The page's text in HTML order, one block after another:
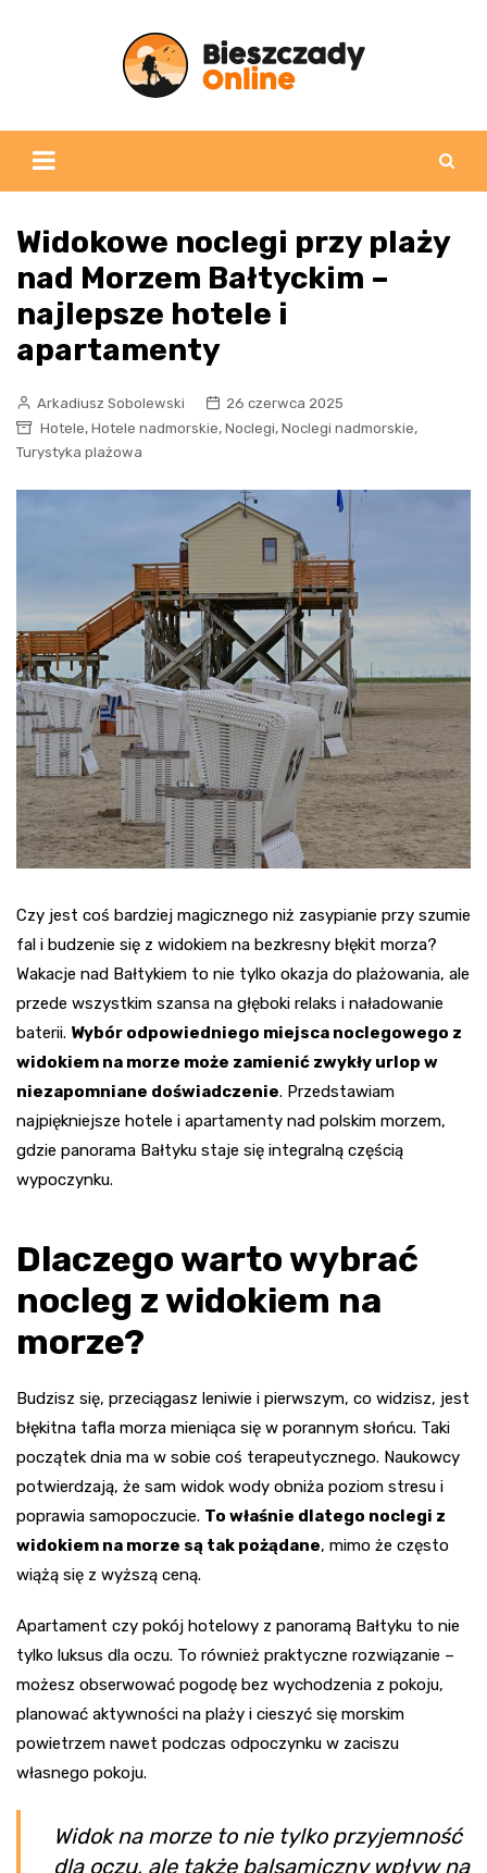
Widokowe noclegi przy plaży
nad Morzem Bałtyckim –
najlepsze hotele i
apartamenty
Arkadiusz Sobolewski
26 czerwca 2025
Hotele, Hotele nadmorskie, Noclegi, Noclegi nadmorskie,
Turystyka plażowa
Czy jest coś bardziej magicznego niż zasypianie przy szumie
fal i budzenie się z widokiem na bezkresny błękit morza?
Wakacje nad Bałtykiem to nie tylko okazja do plażowania, ale
przede wszystkim szansa na głęboki relaks i naładowanie
baterii. Wybór odpowiedniego miejsca noclegowego z
widokiem na morze może zamienić zwykły urlop w
niezapomniane doświadczenie. Przedstawiam
najpiękniejsze hotele i apartamenty nad polskim morzem,
gdzie panorama Bałtyku staje się integralną częścią
wypoczynku.
Dlaczego warto wybrać
nocleg z widokiem na
morze?
Budzisz się, przeciągasz leniwie i pierwszym, co widzisz, jest
błękitna tafla morza mieniąca się w porannym słońcu. Taki
początek dnia ma w sobie coś terapeutycznego. Naukowcy
potwierdzają, że sam widok wody obniża poziom stresu i
poprawia samopoczucie. To właśnie dlatego noclegi z
widokiem na morze są tak pożądane, mimo że często
wiążą się z wyższą ceną.
Apartament czy pokój hotelowy z panoramą Bałtyku to nie
tylko luksus dla oczu. To również praktyczne rozwiązanie –
możesz obserwować pogodę bez wychodzenia z pokoju,
planować aktywności na plaży i cieszyć się morskim
powietrzem nawet podczas odpoczynku w zaciszu
własnego pokoju.
Widok na morze to nie tylko przyjemność
dla oczu, ale także balsamiczny wpływ na